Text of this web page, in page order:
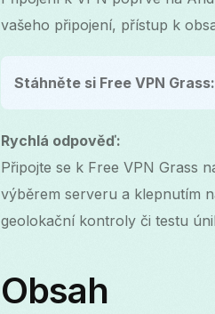
vašeho připojení, přístup k
Stáhněte si Free VPN Grass:
Rychlá odpověď:
Připojte se k Free VPN Grass
výběrem serveru a klepnutím
geolokační kontroly či testu
Obsah